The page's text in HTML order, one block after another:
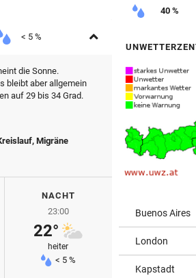
< 5 % Aufklappen
die Sonne.
bleibt aber allgemein
auf 29 bis 34 Grad.
Migräne
NACHT
23:00
22°
heiter
< 5 %
40 %
Buenos Aires
London
Kapstadt